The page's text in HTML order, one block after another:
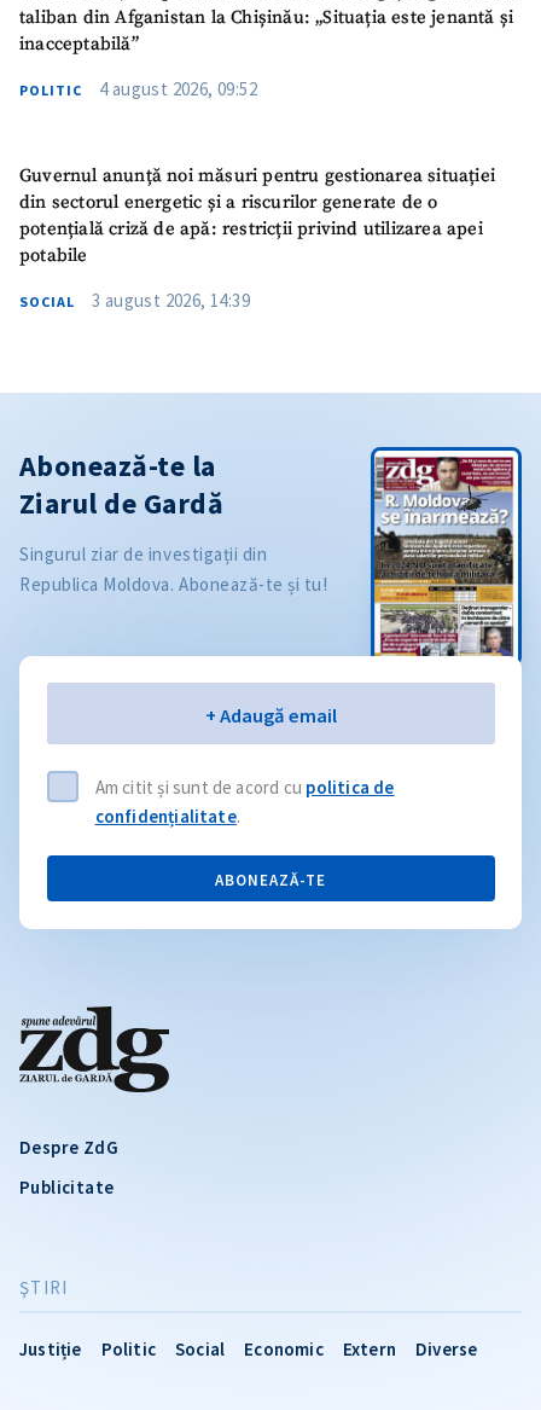
taliban din Afganistan la Chișinău: „Situația este jenantă și
inacceptabilă”
POLITIC 4 august 2026, 09:52
Guvernul anunță noi măsuri pentru gestionarea situației
din sectorul energetic și a riscurilor generate de o
potențială criză de apă: restricții privind utilizarea apei
potabile
SOCIAL 3 august 2026, 14:39
Despre ZdG
Publicitate
ŞTIRI
Justiție Politic Social Economic Extern Diverse
Abonează-te la
Ziarul de Gardă
Singurul ziar de investigații din
Republica Moldova. Abonează-te și tu!
+ Adaugă email
Am citit și sunt de acord cu politica de
confidențialitate.
ABONEAZĂ-TE